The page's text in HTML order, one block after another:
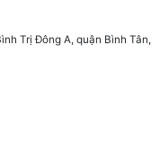
Trị Đông A, quận Bình Tân,